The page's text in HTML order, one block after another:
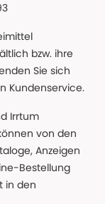
bzw. ihre
Sie sich
Kundenservice.
Irrtum
von den
Anzeigen
Bestellung
in den